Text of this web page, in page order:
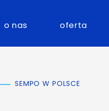
o nas oferta
SEMPO W POLSCE